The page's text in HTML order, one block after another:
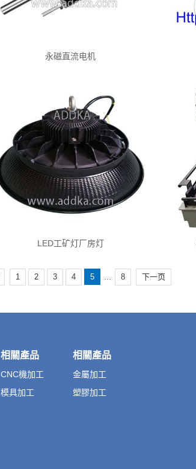
永磁直流电机
LED工矿灯厂房灯
1 2 3 4 5 8 下一页
相關產品
CNC機加工
模具加工
相關產品
金屬加工
塑膠加工